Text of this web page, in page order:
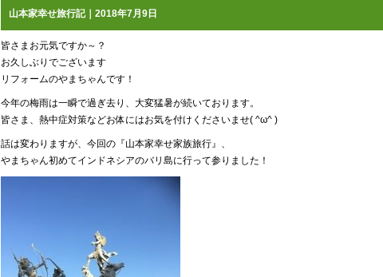
山本家幸せ旅行記｜2018年7月9日
皆さまお元気ですか～？
お久しぶりでございます
リフォームのやまちゃんです！
今年の梅雨は一瞬で過ぎ去り、大変猛暑が続いております。
皆さま、熱中症対策などお体にはお気を付けくださいませ( ^ω^ )
話は変わりますが、今回の『山本家幸せ家族旅行』、
やまちゃん初めてインドネシアのバリ島に行って参りました！